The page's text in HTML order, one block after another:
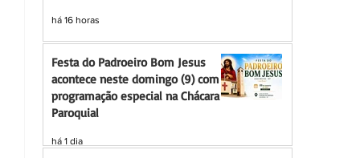
há 16 horas
Festa do Padroeiro Bom Jesus
acontece neste domingo (9) com
programação especial na Chácara
Paroquial
há 1 dia